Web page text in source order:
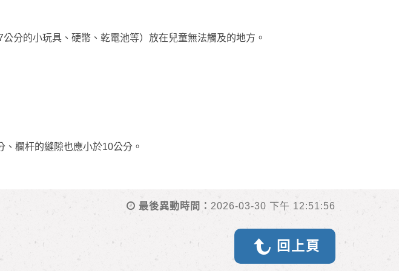
分的小玩具、硬幣、乾電池等）放在兒童無法觸及的地方。
欄杆的縫隙也應小於10公分。
最後異動時間： 2026-03-30 下午 12:51:56
回上頁